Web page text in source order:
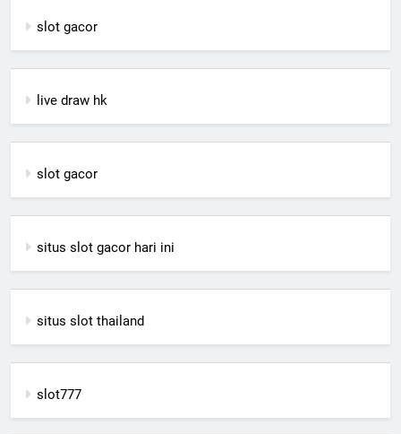
slot gacor
live draw hk
slot gacor
situs slot gacor hari ini
situs slot thailand
slot777